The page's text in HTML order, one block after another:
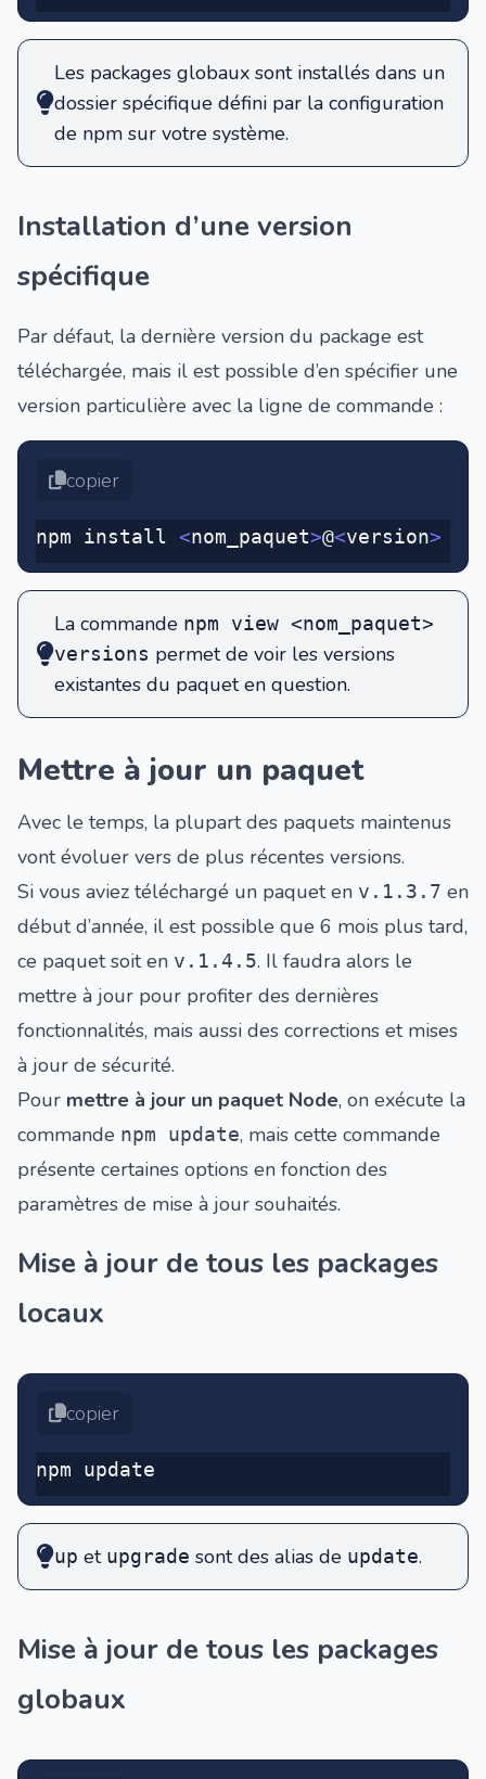
Les packages globaux sont installés dans un
dossier spécifique défini par la configuration
de npm sur votre système.
Installation d’une version
spécifique
Par défaut, la dernière version du package est
téléchargée, mais il est possible d’en spécifier une
version particulière avec la ligne de commande :
copier
npm install <nom_paquet>@<version>
La commande npm view <nom_paquet>
versions permet de voir les versions
existantes du paquet en question.
Mettre à jour un paquet
Avec le temps, la plupart des paquets maintenus
vont évoluer vers de plus récentes versions.
Si vous aviez téléchargé un paquet en v.1.3.7 en
début d’année, il est possible que 6 mois plus tard,
ce paquet soit en v.1.4.5. Il faudra alors le
mettre à jour pour profiter des dernières
fonctionnalités, mais aussi des corrections et mises
à jour de sécurité.
Pour mettre à jour un paquet Node, on exécute la
commande npm update, mais cette commande
présente certaines options en fonction des
paramètres de mise à jour souhaités.
Mise à jour de tous les packages
locaux
copier
npm update
up et upgrade sont des alias de update.
Mise à jour de tous les packages
globaux